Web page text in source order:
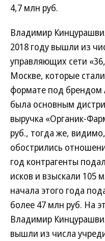
4,7 млн руб.
Владимир
2018 году вышли из
управляющих сети
Москве, которые
формате под брендом
была основным
выручка «Органик-
руб., тогда же,
обострились
год контрагенты
исков и взыскали 105
начала этого года
более 47 млн руб. На
Владимир
вышли из числа